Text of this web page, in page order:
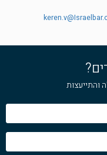
והתייעצות